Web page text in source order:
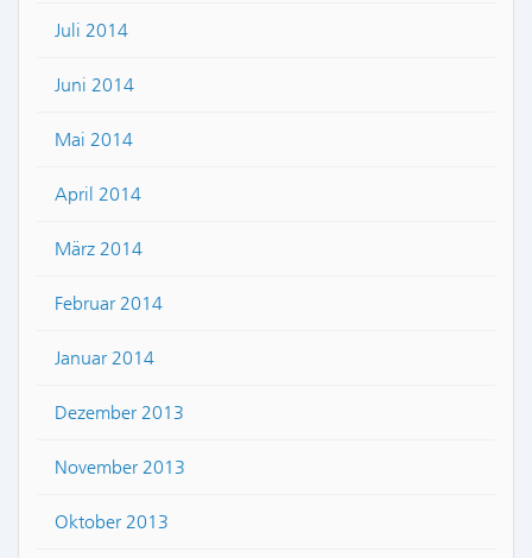
Juli 2014
Juni 2014
Mai 2014
April 2014
März 2014
Februar 2014
Januar 2014
Dezember 2013
November 2013
Oktober 2013